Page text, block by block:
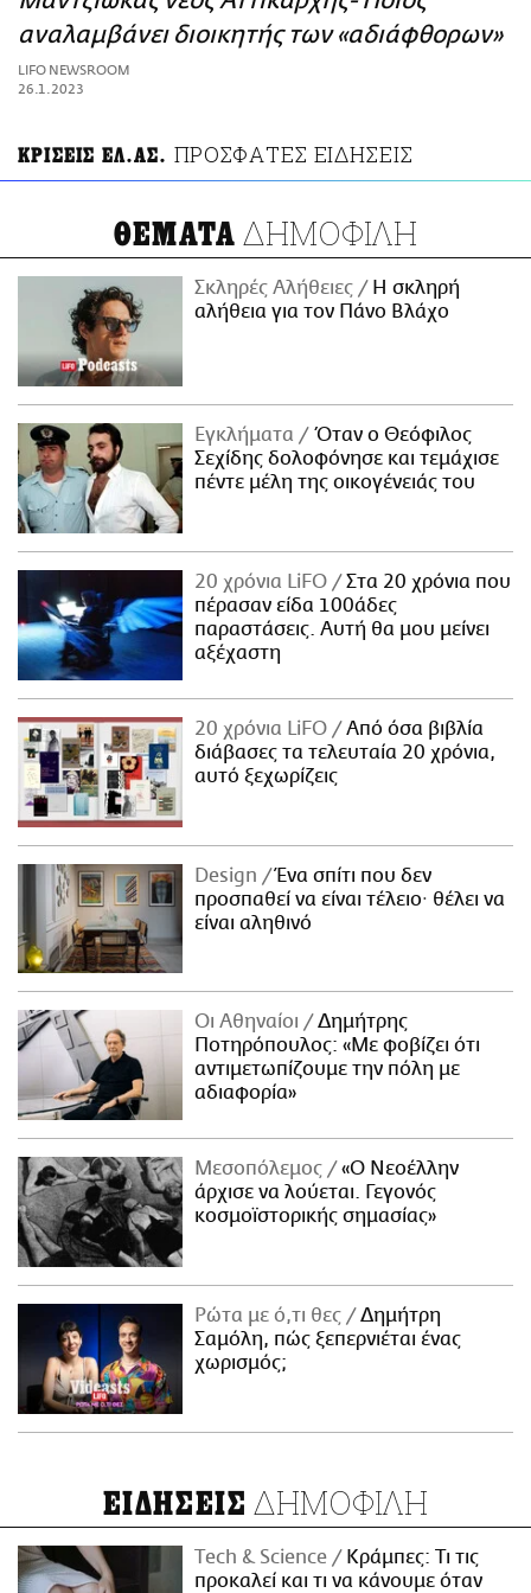
ΑΜΠΑ
PRINT
αναλαμβάνει διοικητής των «αδιάφθορων»
LIFO NEWSROOM
26.1.2023
ΚΡΙΣΕΙΣ ΕΛ.ΑΣ. ΠΡΟΣΦΑΤΕΣ ΕΙΔΗΣΕΙΣ
ΘΕΜΑΤΑ ΔΗΜΟΦΙΛΗ
Σκληρές Αλήθειες
H σκληρή
αλήθεια για τον Πάνο Βλάχο
Εγκλήματα
Όταν ο Θεόφιλος
Σεχίδης δολοφόνησε και τεμάχισε
πέντε μέλη της οικογένειάς του
20 χρόνια LiFO
Στα 20 χρόνια που
πέρασαν είδα 100άδες
παραστάσεις. Αυτή θα μου μείνει
αξέχαστη
20 χρόνια LiFO
Από όσα βιβλία
διάβασες τα τελευταία 20 χρόνια,
αυτό ξεχωρίζεις
Design
Ένα σπίτι που δεν
προσπαθεί να είναι τέλειο· θέλει να
είναι αληθινό
Οι Αθηναίοι
Δημήτρης
Ποτηρόπουλος: «Με φοβίζει ότι
αντιμετωπίζουμε την πόλη με
αδιαφορία»
Μεσοπόλεμος
«Ο Νεοέλλην
άρχισε να λούεται. Γεγονός
κοσμοϊστορικής σημασίας»
Ρώτα με ό,τι θες
Δημήτρη
Σαμόλη, πώς ξεπερνιέται ένας
χωρισμός;
ΕΙΔΗΣΕΙΣ ΔΗΜΟΦΙΛΗ
Τech & Science
Κράμπες: Τι τις
προκαλεί και τι να κάνουμε όταν